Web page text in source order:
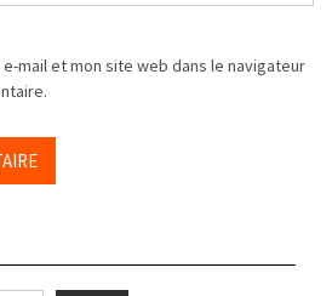
mail et mon site web dans le navigateur